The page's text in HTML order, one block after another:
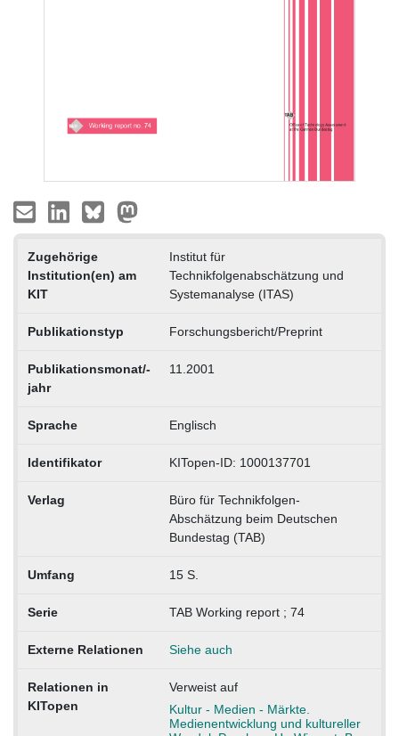
Zugehörige
Institution(en) am
KIT
Institut für
Technikfolgenabschätzung und
Systemanalyse (ITAS)
Publikationstyp Forschungsbericht/Preprint
Publikationsmonat/-
jahr
11.2001
Sprache Englisch
Identifikator KITopen-ID: 1000137701
Verlag
Büro für Technikfolgen-
Abschätzung beim Deutschen
Bundestag (TAB)
Umfang 15 S.
Serie TAB Working report ; 74
Externe Relationen Siehe auch
Relationen in
KITopen
Verweist auf
Kultur - Medien - Märkte.
Medienentwicklung und kultureller